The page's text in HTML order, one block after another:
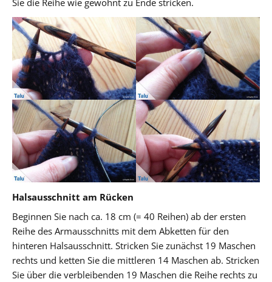
Halsausschnitt am Rücken
Beginnen Sie nach ca. 18 cm (= 40 Reihen) ab der ersten
Reihe des Armausschnitts mit dem Abketten für den
hinteren Halsausschnitt. Stricken Sie zunächst 19 Maschen
rechts und ketten Sie die mittleren 14 Maschen ab. Stricken
Sie über die verbleibenden 19 Maschen die Reihe rechts zu